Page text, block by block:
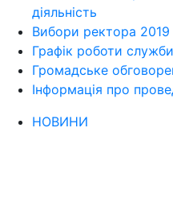
діяльність
Вибори ректора 2019
Графік роботи
Громадське
Інформація про
НОВИНИ